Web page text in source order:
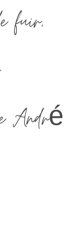
fuir,
André